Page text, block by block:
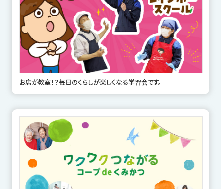
お店が教室！？毎日のくらしが楽しくなる学習会です。